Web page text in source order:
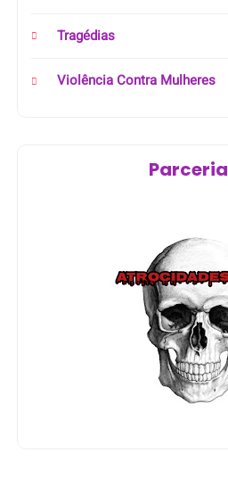
Tragédias
Violência Contra Mulheres
Parceria